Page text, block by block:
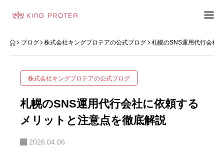
会社概要
利用規約
お問い合わせフォーム
ブログ 株式会社キングプロテアの公式ブログ 札幌のSNS運用代行会社
株式会社キングプロテアの公式ブログ
札幌のSNS運用代行会社に依頼する
メリットと注意点を徹底解説
2026.04.06